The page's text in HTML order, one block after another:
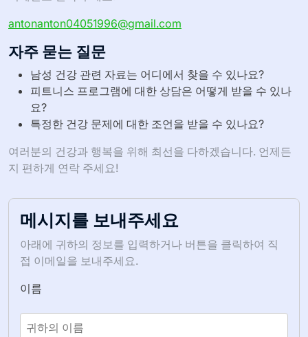
antonanton04051996@gmail.com
자주 묻는 질문
남성 건강 관련 자료는 어디에서 찾을 수 있나요?
피트니스 프로그램에 대한 상담은 어떻게 받을 수 있나
요?
특정한 건강 문제에 대한 조언을 받을 수 있나요?
여러분의 건강과 행복을 위해 최선을 다하겠습니다. 언제든
지 편하게 연락 주세요!
메시지를 보내주세요
아래에 귀하의 정보를 입력하거나 버튼을 클릭하여 직
접 이메일을 보내주세요.
이름